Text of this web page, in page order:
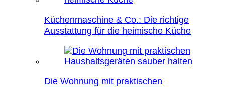
Küchenmaschine & Co.: Die richtige
Ausstattung für die heimische Küche
Die Wohnung mit praktischen